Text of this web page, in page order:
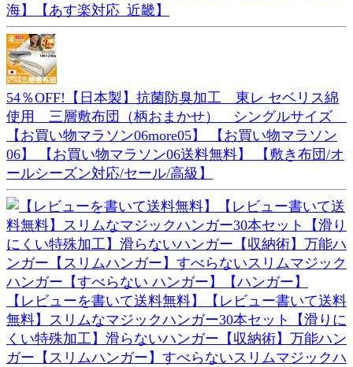
海】【あす楽対応_近畿】
54％OFF!【日本製】抗菌防臭加工 東レ セベリス綿
使用 三層敷布団（柄おまかせ） シングルサイズ
【お買い物マラソン06more05】 【お買い物マラソン
06】 【お買い物マラソン06送料無料】 【敷き布団/オ
ールシーズン対応/セール/高級】
【レビューを書いて送料無料】【レビュー書いて送料
無料】スリムなマジックハンガー30本セット【滑りに
くい特殊加工】滑らないハンガー【収納術】万能ハン
ガー【スリムハンガー】すべらないスリムマジックハ